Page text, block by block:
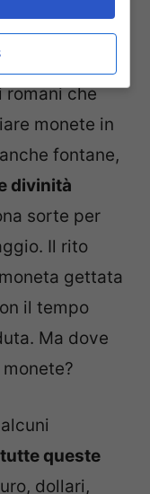
questa
romani che
monete in
fontane,
divinità
sorte per
Il rito
gettata
il tempo
Ma dove
queste
dollari,